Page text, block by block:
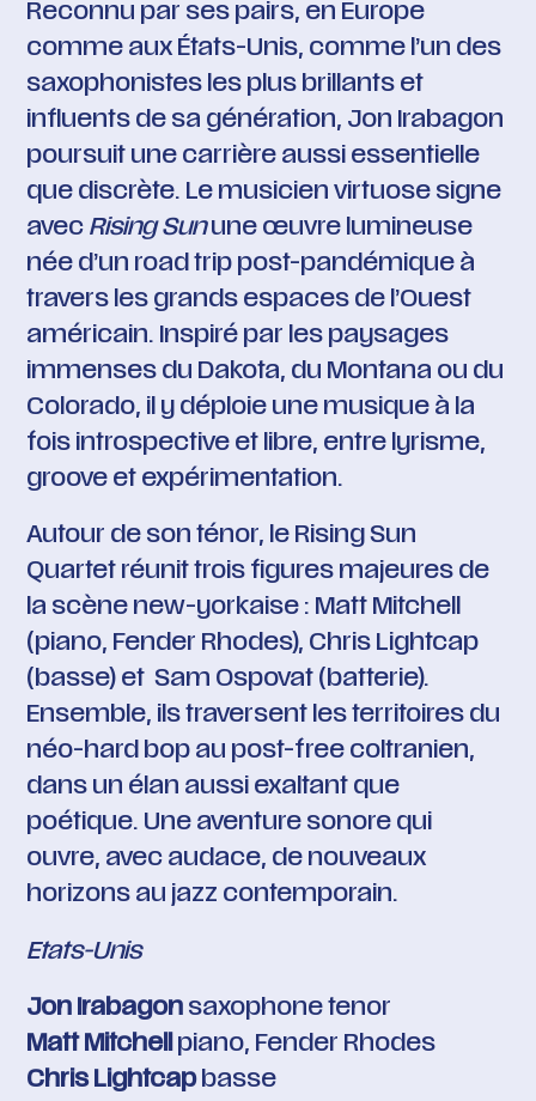
Reconnu par ses pairs, en Europe
comme aux États-Unis, comme l’un des
saxophonistes les plus brillants et
influents de sa génération, Jon Irabagon
poursuit une carrière aussi essentielle
que discrète. Le musicien virtuose signe
avec Rising Sunune œuvre lumineuse
née d’un road trip post-pandémique à
travers les grands espaces de l’Ouest
américain. Inspiré par les paysages
immenses du Dakota, du Montana ou du
Colorado, il y déploie une musique à la
fois introspective et libre, entre lyrisme,
groove et expérimentation.
Autour de son ténor, le Rising Sun
Quartet réunit trois figures majeures de
la scène new-yorkaise : Matt Mitchell
(piano, Fender Rhodes), Chris Lightcap
(basse) et Sam Ospovat (batterie).
Ensemble, ils traversent les territoires du
néo-hard bop au post-free coltranien,
dans un élan aussi exaltant que
poétique. Une aventure sonore qui
ouvre, avec audace, de nouveaux
horizons au jazz contemporain.
Etats-Unis
Jon Irabagonsaxophone tenor
Matt Mitchell piano, Fender Rhodes
Chris Lightcapbasse